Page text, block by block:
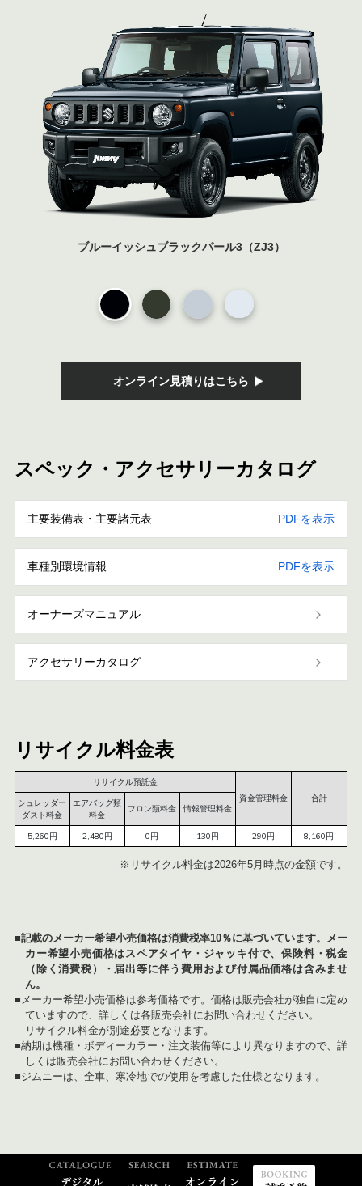
ブルーイッシュブラックパール3（ZJ3）
オンライン見積りはこちら
スペック・アクセサリーカタログ
主要装備表・主要諸元表 PDFを表示
車種別環境情報 PDFを表示
オーナーズマニュアル
アクセサリーカタログ
リサイクル料金表
リサイクル預託金
資金管理料金
合計
シュレッダー
ダスト料金
エアバッグ類
料金
フロン類料金 情報管理料金
5,260円 2,480円 0円 130円 290円 8,160円
※リサイクル料金は2026年5月時点の金額です。
■記載のメーカー希望小売価格は消費税率10％に基づいています。メー
カー希望小売価格はスペアタイヤ・ジャッキ付で、保険料・税金
（除く消費税）・届出等に伴う費用および付属品価格は含みませ
ん。
■メーカー希望小売価格は参考価格です。価格は販売会社が独自に定め
ていますので、詳しくは各販売会社にお問い合わせください。
リサイクル料金が別途必要となります。
■納期は機種・ボディーカラー・注文装備等により異なりますので、詳
しくは販売会社にお問い合わせください。
■ジムニーは、全車、寒冷地での使用を考慮した仕様となります。